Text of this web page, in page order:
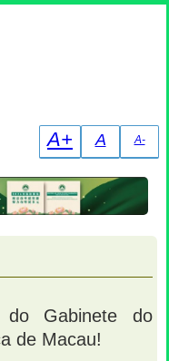
A-
A
A+
do Gabinete do
de Macau!